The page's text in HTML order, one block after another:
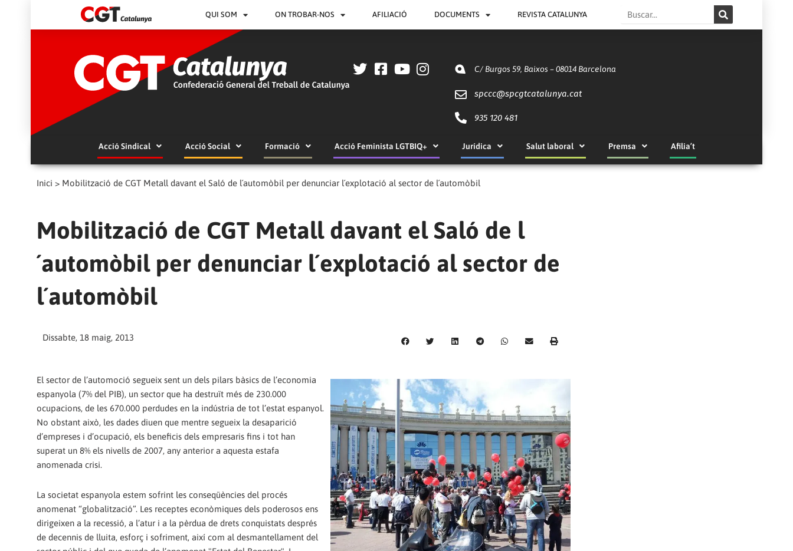
QUI SOM ON TROBAR-NOS AFILIACIÓ DOCUMENTS REVISTA CATALUNYA Search
C/ Burgos 59, Baixos – 08014 Barcelona
spccc@spcgtcatalunya.cat
935 120 481
Acció Sindical Acció Social Formació Acció Feminista LGTBIQ+ Jurídica Salut laboral Premsa Afilia’t
Inici > Mobilització de CGT Metall davant el Saló de l´automòbil per denunciar l´explotació al sector de l´automòbil
Mobilització de CGT Metall davant el Saló de l
´automòbil per denunciar l´explotació al sector de
l´automòbil
Dissabte, 18 maig, 2013
El sector de l’automoció segueix sent un dels pilars bàsics de l’economia
espanyola (7% del PIB), un sector que ha destruït més de 230.000
ocupacions, de les 670.000 perdudes en la indústria de tot l’estat espanyol.
No obstant això, les dades diuen que mentre segueix la desaparició
d’empreses i d’ocupació, els beneficis dels empresaris fins i tot han
superat un 8% els nivells de 2007, any anterior a aquesta estafa
anomenada crisi.
La societat espanyola estem sofrint les conseqüències del procés
anomenat “globalització”. Les receptes econòmiques dels poderosos ens
dirigeixen a la recessió, a l’atur i a la pèrdua de drets conquistats després
de decennis de lluita, esforç i sofriment, així com al desmantellament del